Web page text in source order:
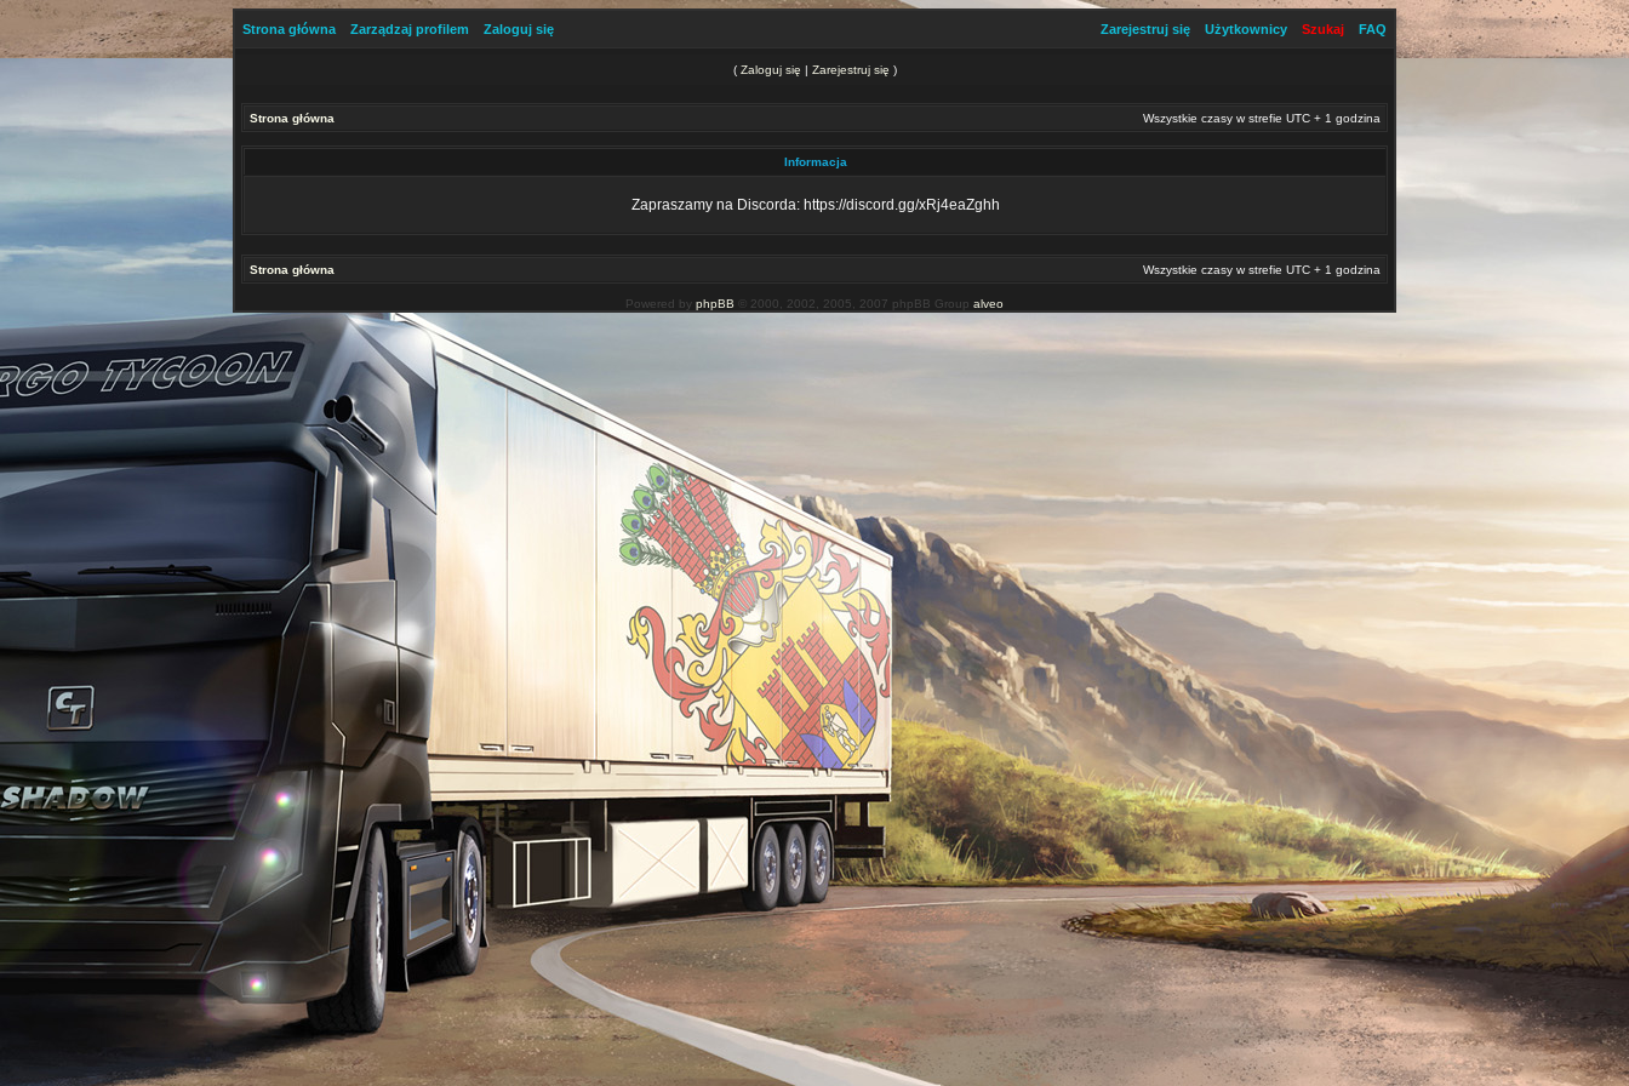
Strona główna Zarządzaj profilem Zaloguj się FAQ
Szukaj
Użytkownicy
Zarejestruj się
( Zaloguj się | Zarejestruj się )
Strona główna Wszystkie czasy w strefie UTC + 1 godzina
Informacja
Zapraszamy na Discorda: https://discord.gg/xRj4eaZghh
Strona główna Wszystkie czasy w strefie UTC + 1 godzina
Powered by phpBB © 2000, 2002, 2005, 2007 phpBB Group alveo